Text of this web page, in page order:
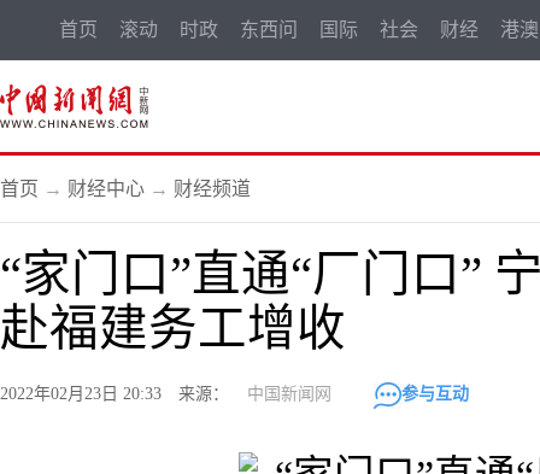
首页 滚动 时政 东西问 国际 社会 财经 港澳
首页 → 财经中心 → 财经频道
“家门口”直通“厂门口”
赴福建务工增收
2022年02月23日 20:33 来源： 中国新闻网 参与互动